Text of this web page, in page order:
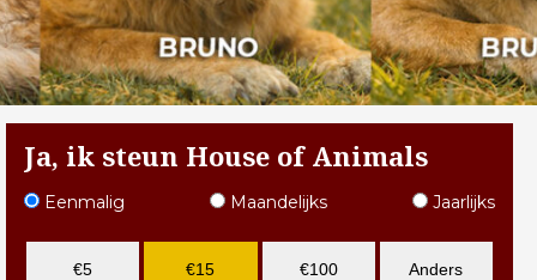
Ja, ik steun House of Animals
Eenmalig Maandelijks Jaarlijks
€5 €15 €100 Anders